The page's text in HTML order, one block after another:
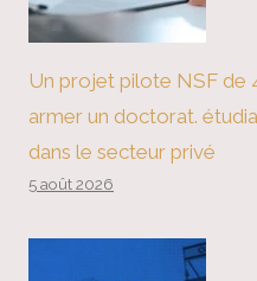
Un projet pilote NSF de
armer un doctorat.
dans le secteur privé
5 août 2026